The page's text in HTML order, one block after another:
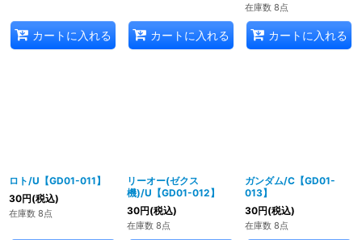
カートに入れる カートに入れる
在庫数 8点
カートに入れる
ロト/U【GD01-011】
30円(税込)
在庫数 8点
リーオー(ゼクス
機)/U【GD01-012】
30円(税込)
在庫数 8点
ガンダム/C【GD01-
013】
30円(税込)
在庫数 8点